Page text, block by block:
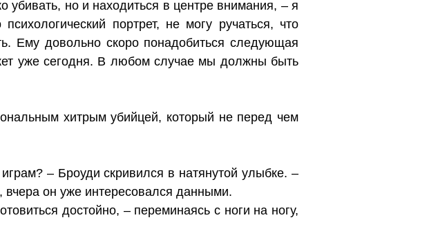
убивать, но и находиться в центре внимания, – я
портрет, не могу ручаться, что
Ему довольно скоро понадобиться следующая
уже сегодня. В любом случае мы должны быть
хитрым убийцей, который не перед чем
– Броуди скривился в натянутой улыбке. –
он уже интересовался данными.
достойно, – переминаясь с ноги на ногу,